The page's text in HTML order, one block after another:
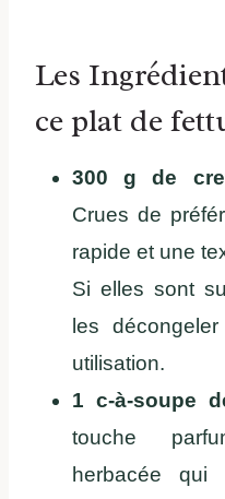
Les
ce plat de
300 g de
Crues de
rapide et une
Si elles sont
les
utilisation.
1 c-à-soupe
touche
herbacée qui